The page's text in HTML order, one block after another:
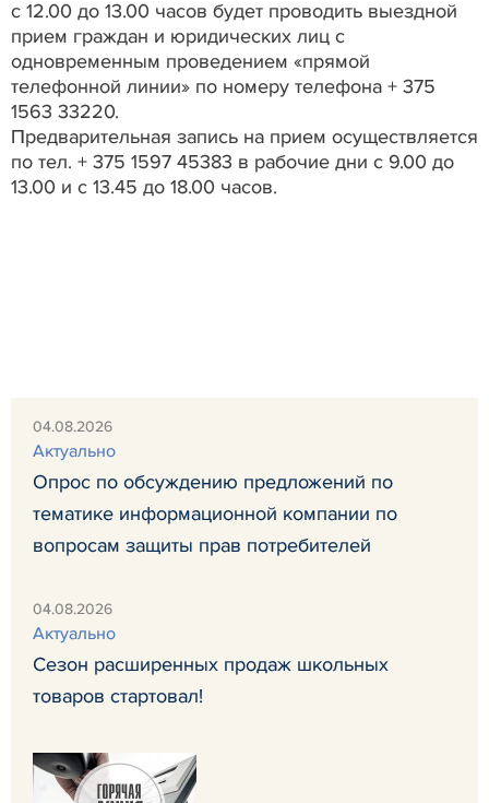
с 12.00 до 13.00 часов будет проводить выездной
прием граждан и юридических лиц с
одновременным проведением «прямой
телефонной линии» по номеру телефона + 375
1563 33220.
Предварительная запись на прием осуществляется
по тел. + 375 1597 45383 в рабочие дни с 9.00 до
13.00 и с 13.45 до 18.00 часов.
04.08.2026
Актуально
Опрос по обсуждению предложений по
тематике информационной компании по
вопросам защиты прав потребителей
04.08.2026
Актуально
Сезон расширенных продаж школьных
товаров стартовал!